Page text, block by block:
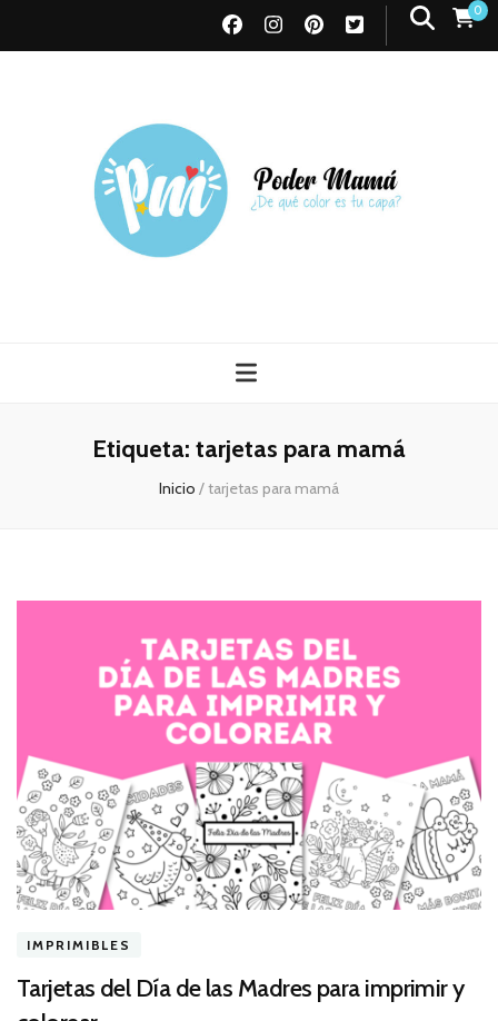
0
Etiqueta: tarjetas para mamá
Inicio /tarjetas para mamá
IMPRIMIBLES
Tarjetas del Día de las Madres para imprimir y